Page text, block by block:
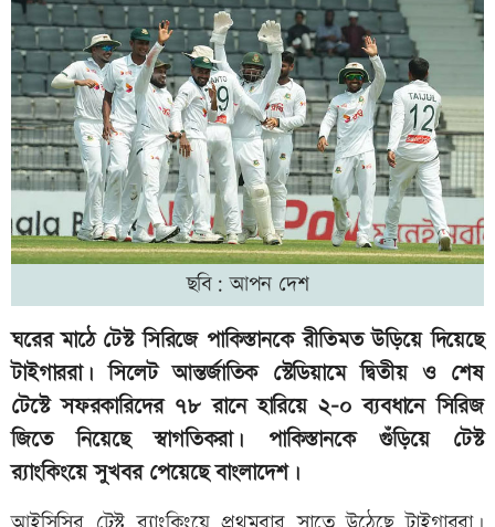
ছবি: আপন দেশ
ঘরের মাঠে টেস্ট সিরিজে পাকিস্তানকে রীতিমত উড়িয়ে দিয়েছে
টাইগাররা। সিলেট আন্তর্জাতিক স্টেডিয়ামে দ্বিতীয় ও শেষ
টেস্টে সফরকারিদের ৭৮ রানে হারিয়ে ২-০ ব্যবধানে সিরিজ
জিতে নিয়েছে স্বাগতিকরা। পাকিস্তানকে গুঁড়িয়ে টেস্ট
র‌্যাংকিংয়ে সুখবর পেয়েছে বাংলাদেশ।